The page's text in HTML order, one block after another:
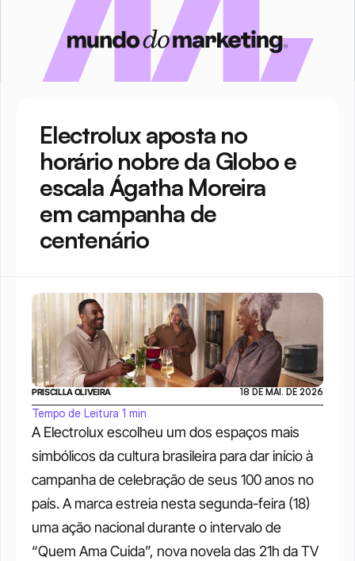
Electrolux aposta no
horário nobre da Globo e
escala Ágatha Moreira
em campanha de
centenário
A Electrolux escolheu um dos espaços mais
simbólicos da cultura brasileira para dar início à
campanha de celebração de seus 100 anos no
país. A marca estreia nesta segunda-feira (18)
uma ação nacional durante o intervalo de
“Quem Ama Cuida”, nova novela das 21h da TV
PRISCILLA OLIVEIRA 18 DE MAI. DE 2026
Tempo de Leitura 1 min